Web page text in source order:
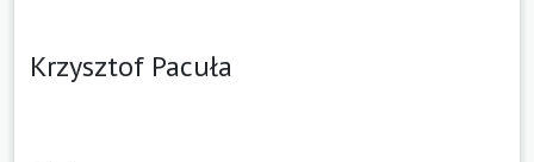
Krzysztof Pacuła